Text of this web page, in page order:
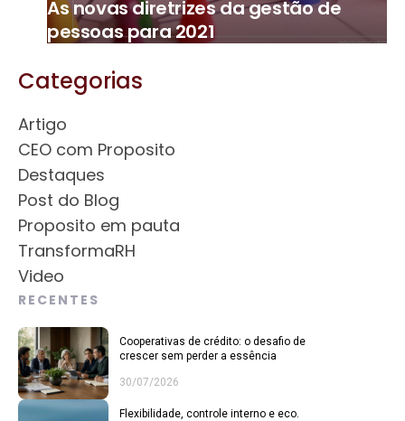
As novas diretrizes da gestão de
pessoas para 2021
Categorias
Artigo
CEO com Proposito
Destaques
Post do Blog
Proposito em pauta
TransformaRH
Video
RECENTES
Cooperativas de crédito: o desafio de
crescer sem perder a essência
30/07/2026
Flexibilidade, controle interno e eco.